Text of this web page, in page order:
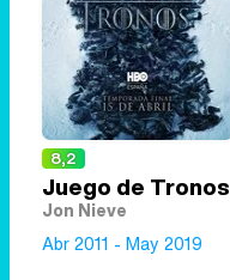
8,2
Juego de Tronos
Jon Nieve
Abr 2011 - May 2019